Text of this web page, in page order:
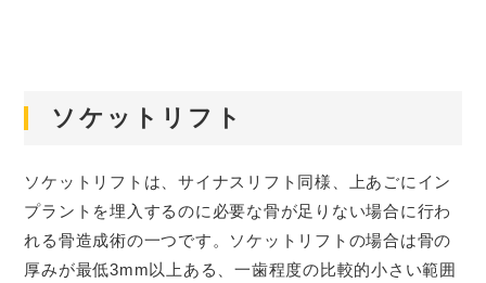
ソケットリフト
ソケットリフトは、サイナスリフト同様、上あごにイン
プラントを埋入するのに必要な骨が足りない場合に行わ
れる骨造成術の一つです。ソケットリフトの場合は骨の
厚みが最低3mm以上ある、一歯程度の比較的小さい範囲